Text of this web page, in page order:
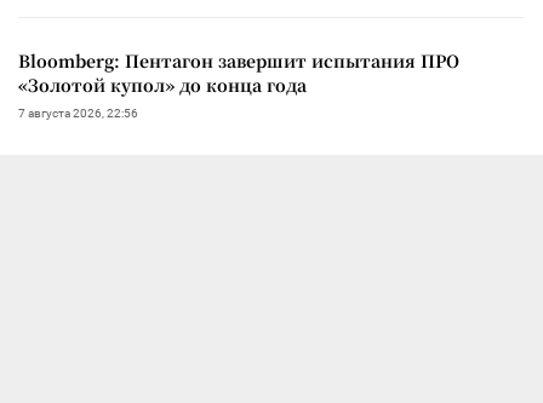
Bloomberg: Пентагон завершит испытания ПРО
«Золотой купол» до конца года
7 августа 2026, 22:56